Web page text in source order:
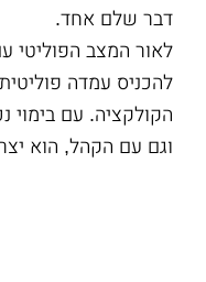
דבר שלם אחד.
לאור המצב הפוליטי
להכניס עמדה
הקולקציה. עם בימוי
וגם עם הקהל, הוא